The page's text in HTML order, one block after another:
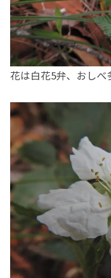
花は白花5弁、おしべ